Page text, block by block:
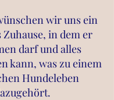
wir uns ein
in dem er
darf und alles
kann, was zu einem
Hundeleben